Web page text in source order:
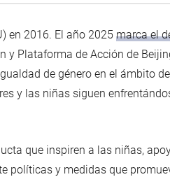
en 2016. El año 2025 marca el
y Plataforma de Acción de
de género en el ámbito
y las niñas siguen
que inspiren a las niñas,
políticas y medidas que